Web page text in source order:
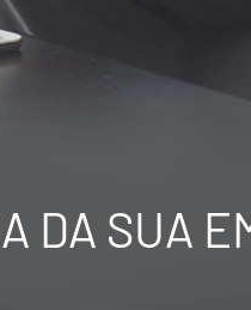
DA SUA